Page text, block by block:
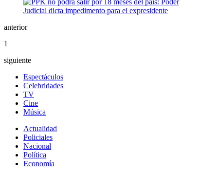
anterior
1
siguiente
Espectáculos
Celebridades
TV
Cine
Música
Actualidad
Policiales
Nacional
Política
Economía